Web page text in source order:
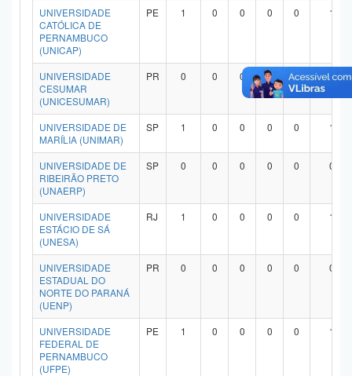
UNIVERSIDADE
CATÓLICA DE
PERNAMBUCO
(UNICAP)
PE 1 0 0 0 0 1
UNIVERSIDADE
CESUMAR
(UNICESUMAR)
PR 0 0 0 0 0 0
UNIVERSIDADE DE
MARÍLIA (UNIMAR)
SP 1 0 0 0 0 1
UNIVERSIDADE DE
RIBEIRÃO PRETO
(UNAERP)
SP 0 0 0 0 0 0
UNIVERSIDADE
ESTÁCIO DE SÁ
(UNESA)
RJ 1 0 0 0 0 1
UNIVERSIDADE
ESTADUAL DO
NORTE DO PARANÁ
(UENP)
PR 0 0 0 0 0 0
UNIVERSIDADE
FEDERAL DE
PERNAMBUCO
(UFPE)
PE 1 0 0 0 0 1